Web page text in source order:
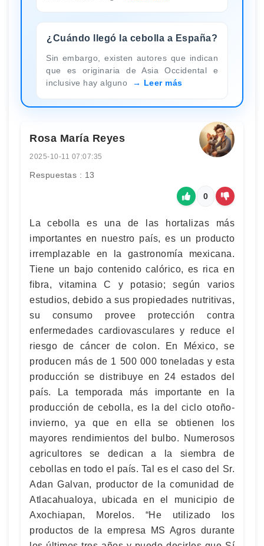
¿Cuándo llegó la cebolla a España?
Sin embargo, existen autores que indican
que es originaria de Asia Occidental e
inclusive hay alguno
Leer más
Rosa María Reyes
2025-10-11 07:07:35
Respuestas : 13
0
La cebolla es una de las hortalizas más
importantes en nuestro país, es un producto
irremplazable en la gastronomía mexicana.
Tiene un bajo contenido calórico, es rica en
fibra, vitamina C y potasio; según varios
estudios, debido a sus propiedades nutritivas,
su consumo provee protección contra
enfermedades cardiovasculares y reduce el
riesgo de cáncer de colon. En México, se
producen más de 1 500 000 toneladas y esta
producción se distribuye en 24 estados del
país. La temporada más importante en la
producción de cebolla, es la del ciclo otoño-
invierno, ya que en ella se obtienen los
mayores rendimientos del bulbo. Numerosos
agricultores se dedican a la siembra de
cebollas en todo el país. Tal es el caso del Sr.
Adan Galvan, productor de la comunidad de
Atlacahualoya, ubicada en el municipio de
Axochiapan, Morelos. “He utilizado los
productos de la empresa MS Agros durante